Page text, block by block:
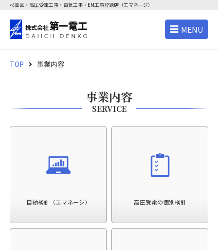
杉並区・高圧受電工事・電気工事・EM工事登録店（エマネージ）
MENU
TOP 事業内容
事業内容
SERVICE
自動検針（エマネージ） 高圧受電の個別検針